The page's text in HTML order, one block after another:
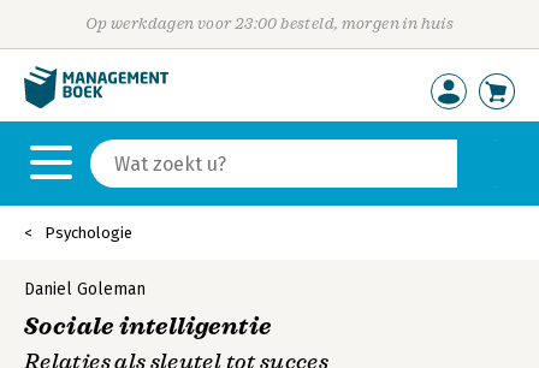
Op werkdagen voor 23:00 besteld, morgen in huis
Psychologie
Daniel Goleman
Sociale intelligentie
Relaties als sleutel tot succes